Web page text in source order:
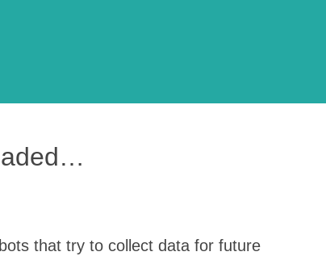
that try to collect data for future